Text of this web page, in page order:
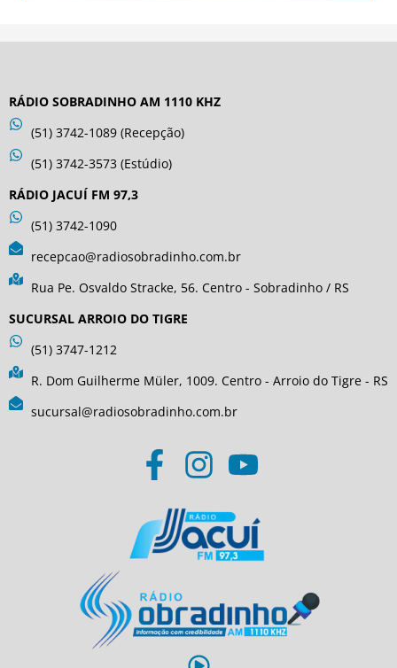
RÁDIO SOBRADINHO AM 1110 KHZ
(51) 3742-1089 (Recepção)
(51) 3742-3573 (Estúdio)
RÁDIO JACUÍ FM 97,3
(51) 3742-1090
recepcao@radiosobradinho.com.br
Rua Pe. Osvaldo Stracke, 56. Centro - Sobradinho / RS
SUCURSAL ARROIO DO TIGRE
(51) 3747-1212
R. Dom Guilherme Müler, 1009. Centro - Arroio do Tigre - RS
sucursal@radiosobradinho.com.br